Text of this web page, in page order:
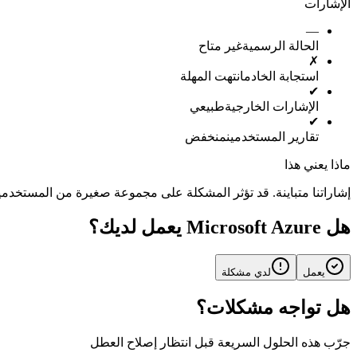
الإشارات
—
الحالة الرسميةغير متاح
✗
استجابة الخادمانتهت المهلة
✔
الإشارات الخارجيةطبيعي
✔
تقارير المستخدمينمنخفض
ماذا يعني هذا
إشاراتنا متباينة. قد تؤثر المشكلة على مجموعة صغيرة من
هل Microsoft Azure يعمل لديك؟
يعمل لدي مشكلة
هل تواجه مشكلات؟
جرّب هذه الحلول السريعة قبل انتظار إصلاح العطل